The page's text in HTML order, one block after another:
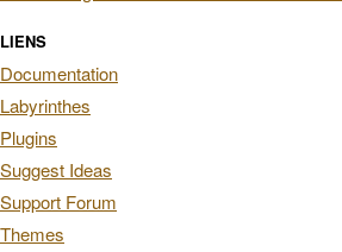
LIENS
Documentation
Labyrinthes
Plugins
Suggest Ideas
Support Forum
Themes